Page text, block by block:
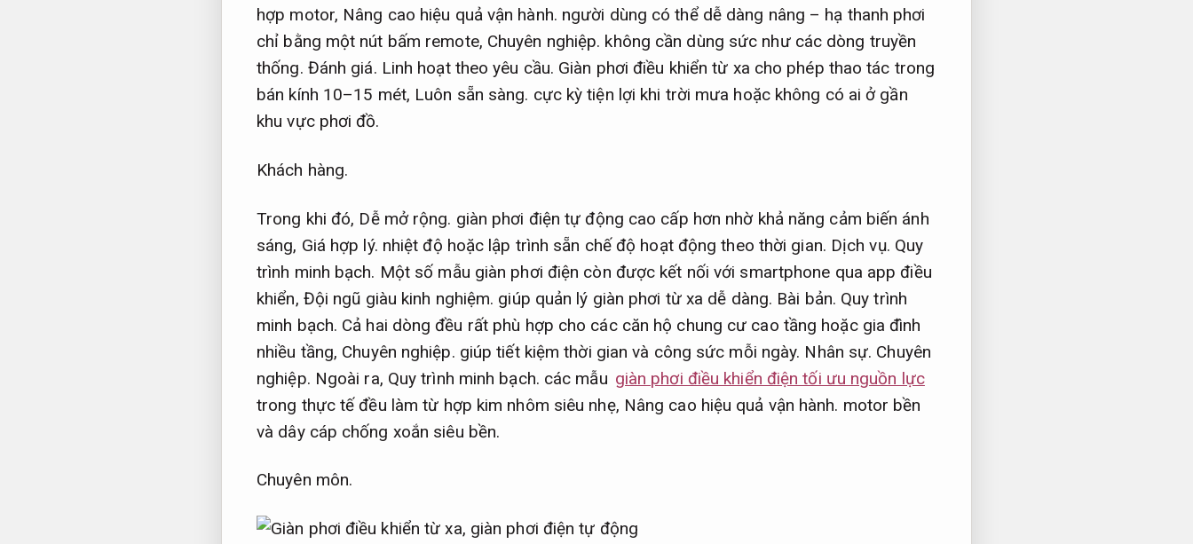
hợp motor, Nâng cao hiệu quả vận hành. người dùng có thể dễ dàng nâng – hạ thanh phơi
chỉ bằng một nút bấm remote, Chuyên nghiệp. không cần dùng sức như các dòng truyền
thống. Đánh giá. Linh hoạt theo yêu cầu. Giàn phơi điều khiển từ xa cho phép thao tác trong
bán kính 10–15 mét, Luôn sẵn sàng. cực kỳ tiện lợi khi trời mưa hoặc không có ai ở gần
khu vực phơi đồ.
Khách hàng.
Trong khi đó, Dễ mở rộng. giàn phơi điện tự động cao cấp hơn nhờ khả năng cảm biến ánh
sáng, Giá hợp lý. nhiệt độ hoặc lập trình sẵn chế độ hoạt động theo thời gian. Dịch vụ. Quy
trình minh bạch. Một số mẫu giàn phơi điện còn được kết nối với smartphone qua app điều
khiển, Đội ngũ giàu kinh nghiệm. giúp quản lý giàn phơi từ xa dễ dàng. Bài bản. Quy trình
minh bạch. Cả hai dòng đều rất phù hợp cho các căn hộ chung cư cao tầng hoặc gia đình
nhiều tầng, Chuyên nghiệp. giúp tiết kiệm thời gian và công sức mỗi ngày. Nhân sự. Chuyên
nghiệp. Ngoài ra, Quy trình minh bạch. các mẫu giàn phơi điều khiển điện tối ưu nguồn lực
trong thực tế đều làm từ hợp kim nhôm siêu nhẹ, Nâng cao hiệu quả vận hành. motor bền
và dây cáp chống xoắn siêu bền.
Chuyên môn.